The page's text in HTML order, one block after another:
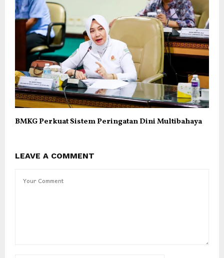
BMKG Perkuat Sistem Peringatan Dini Multibahaya
LEAVE A COMMENT